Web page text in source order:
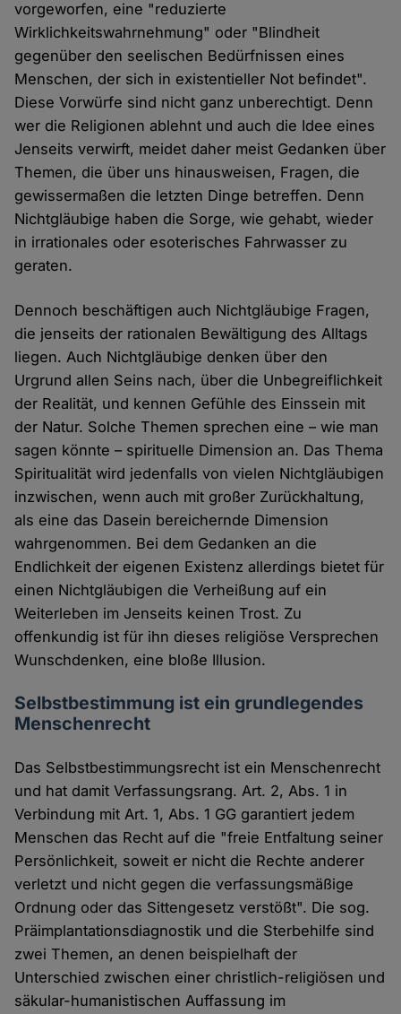
vorgeworfen, eine "reduzierte
Wirklichkeitswahrnehmung" oder "Blindheit
gegenüber den seelischen Bedürfnissen eines
Menschen, der sich in existentieller Not befindet".
Diese Vorwürfe sind nicht ganz unberechtigt. Denn
wer die Religionen ablehnt und auch die Idee eines
Jenseits verwirft, meidet daher meist Gedanken über
Themen, die über uns hinausweisen, Fragen, die
gewissermaßen die letzten Dinge betreffen. Denn
Nichtgläubige haben die Sorge, wie gehabt, wieder
in irrationales oder esoterisches Fahrwasser zu
geraten.
Dennoch beschäftigen auch Nichtgläubige Fragen,
die jenseits der rationalen Bewältigung des Alltags
liegen. Auch Nichtgläubige denken über den
Urgrund allen Seins nach, über die Unbegreiflichkeit
der Realität, und kennen Gefühle des Einssein mit
der Natur. Solche Themen sprechen eine – wie man
sagen könnte – spirituelle Dimension an. Das Thema
Spiritualität wird jedenfalls von vielen Nichtgläubigen
inzwischen, wenn auch mit großer Zurückhaltung,
als eine das Dasein bereichernde Dimension
wahrgenommen. Bei dem Gedanken an die
Endlichkeit der eigenen Existenz allerdings bietet für
einen Nichtgläubigen die Verheißung auf ein
Weiterleben im Jenseits keinen Trost. Zu
offenkundig ist für ihn dieses religiöse Versprechen
Wunschdenken, eine bloße Illusion.
Selbstbestimmung ist ein grundlegendes
Menschenrecht
Das Selbstbestimmungsrecht ist ein Menschenrecht
und hat damit Verfassungsrang. Art. 2, Abs. 1 in
Verbindung mit Art. 1, Abs. 1 GG garantiert jedem
Menschen das Recht auf die "freie Entfaltung seiner
Persönlichkeit, soweit er nicht die Rechte anderer
verletzt und nicht gegen die verfassungsmäßige
Ordnung oder das Sittengesetz verstößt". Die sog.
Präimplantationsdiagnostik und die Sterbehilfe sind
zwei Themen, an denen beispielhaft der
Unterschied zwischen einer christlich-religiösen und
säkular-humanistischen Auffassung im